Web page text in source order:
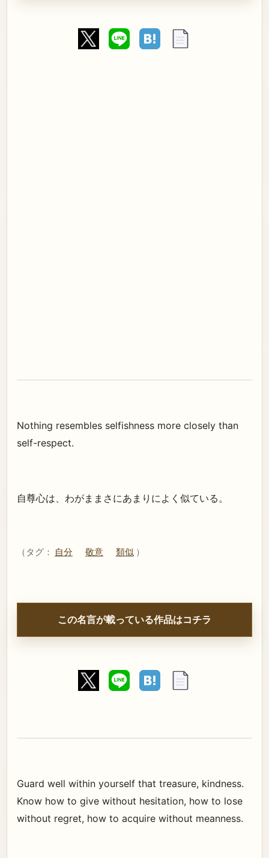
Nothing resembles selfishness more closely than
self-respect.
自尊心は、わがままさにあまりによく似ている。
（タグ： 自分 敬意 類似 ）
この名言が載っている作品はコチラ
Guard well within yourself that treasure, kindness.
Know how to give without hesitation, how to lose
without regret, how to acquire without meanness.